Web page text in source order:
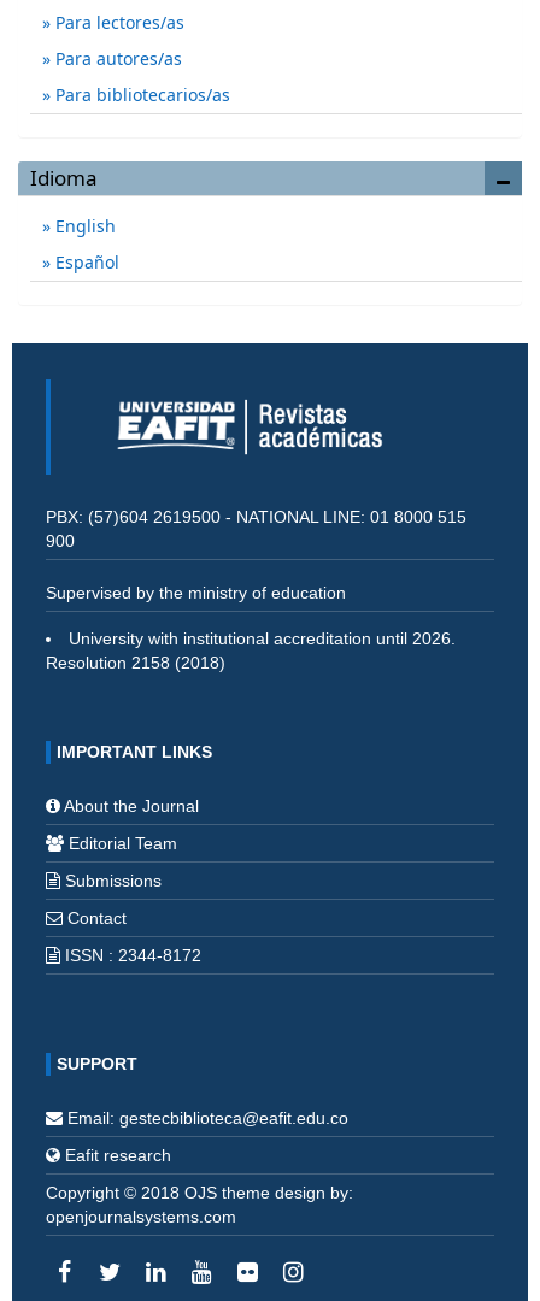
Para lectores/as
Para autores/as
Para bibliotecarios/as
Idioma
English
Español
PBX: (57)604 2619500 - NATIONAL LINE: 01 8000 515
900
Supervised by the ministry of education
University with institutional accreditation until 2026.
Resolution 2158 (2018)
IMPORTANT LINKS
About the Journal
Editorial Team
Submissions
Contact
ISSN : 2344-8172
SUPPORT
Email: gestecbiblioteca@eafit.edu.co
Eafit research
Copyright © 2018 OJS theme design by:
openjournalsystems.com